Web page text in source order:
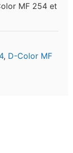
MF 254 et
, D-Color MF